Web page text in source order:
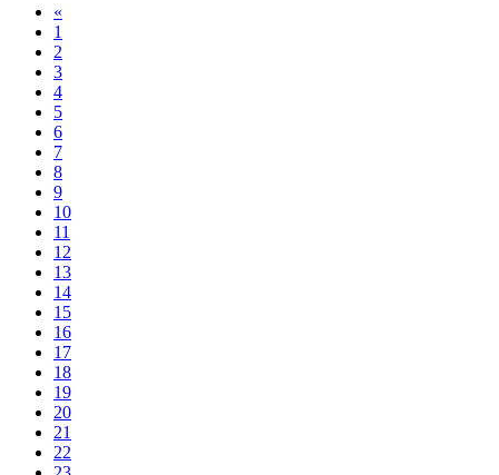
«
1
2
3
4
5
6
7
8
9
10
11
12
13
14
15
16
17
18
19
20
21
22